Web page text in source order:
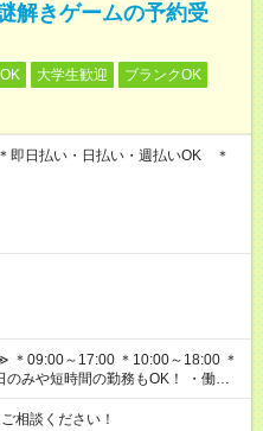
きゲームの予約受
大学生歓迎
ブランクOK
日払い・日払い・週払いOK ＊
相談ください！